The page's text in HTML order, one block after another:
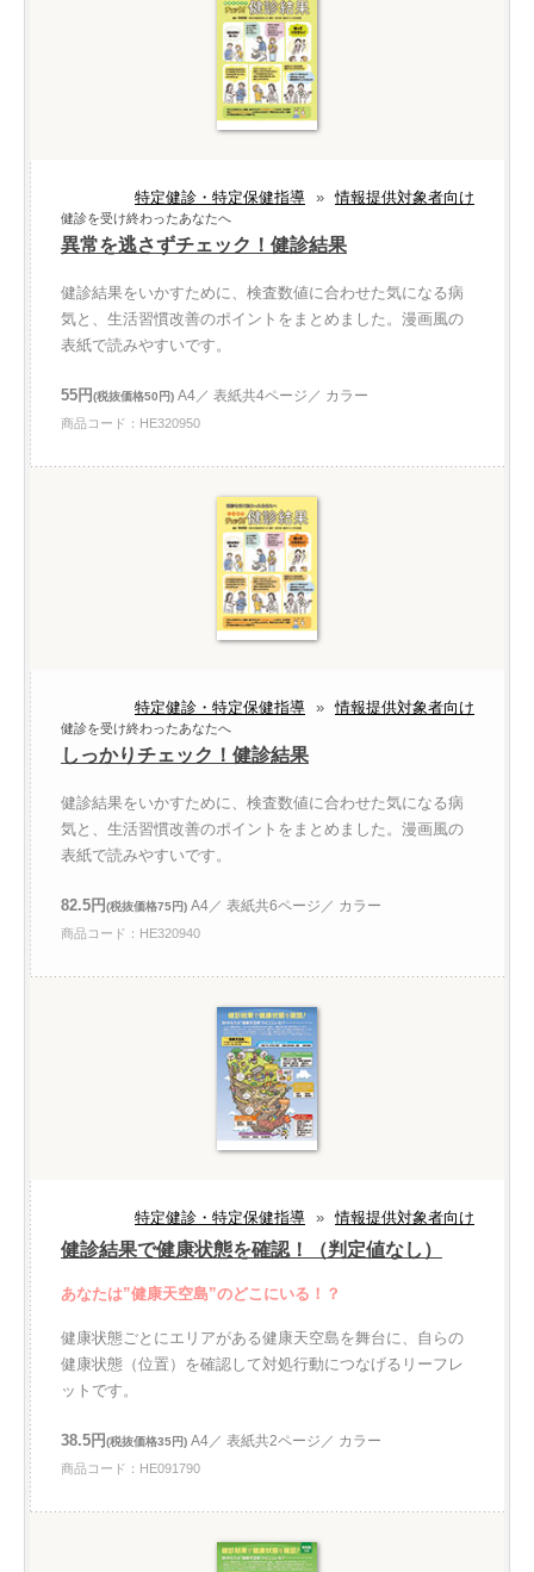
特定健診・特定保健指導 » 情報提供対象者向け
健診を受け終わったあなたへ
異常を逃さずチェック！健診結果
健診結果をいかすために、検査数値に合わせた気になる病
気と、生活習慣改善のポイントをまとめました。漫画風の
表紙で読みやすいです。
55円(税抜価格50円) A4／ 表紙共4ページ／ カラー
商品コード：HE320950
特定健診・特定保健指導 » 情報提供対象者向け
健診を受け終わったあなたへ
しっかりチェック！健診結果
健診結果をいかすために、検査数値に合わせた気になる病
気と、生活習慣改善のポイントをまとめました。漫画風の
表紙で読みやすいです。
82.5円(税抜価格75円) A4／ 表紙共6ページ／ カラー
商品コード：HE320940
特定健診・特定保健指導 » 情報提供対象者向け
健診結果で健康状態を確認！（判定値なし）
あなたは”健康天空島”のどこにいる！？
健康状態ごとにエリアがある健康天空島を舞台に、自らの
健康状態（位置）を確認して対処行動につなげるリーフレ
ットです。
38.5円(税抜価格35円) A4／ 表紙共2ページ／ カラー
商品コード：HE091790